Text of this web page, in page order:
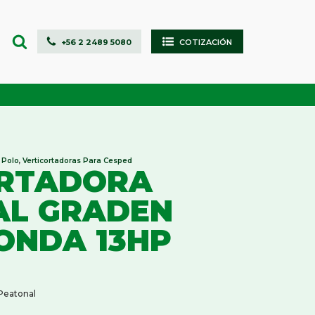
+56 2 2489 5080 COTIZACIÓN
Canchas de Fútbol y Superficies Deportivas
Transporte de Personas y Vigilancia
MANTENIMIENTO DE AREAS VERDES,
PARQUES Y JARDINES RESIDENCIALES
Aireadoras Para Cesped
Arenadoras Y Fertilizadoras Para
Césped
Césped
Cortacéspedes Peatonales
, Verticortadoras Para Cesped
GRADEN
13HP